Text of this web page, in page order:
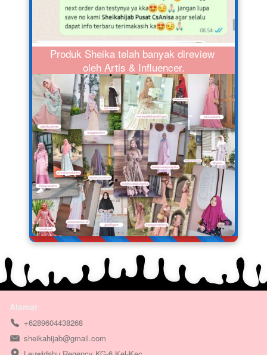
Produk Sheika telah banyak direview
oleh Artis & Influencer.
Alamat
+6289604438268
sheikahijab@gmail.com